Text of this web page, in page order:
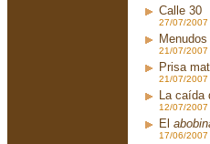
Calle 30
27/07/
21/07/
Prisa
21/07/
La caída
12/07/
El
17/06/